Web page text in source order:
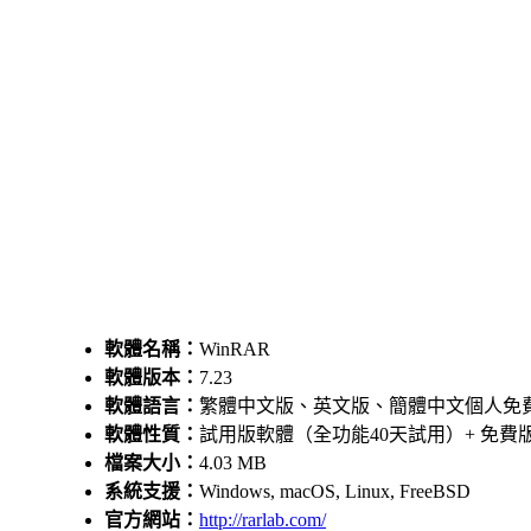
軟體名稱： WinRAR
軟體版本： 7.23
軟體語言： 繁體中文版、英文版、簡體中文個人免
軟體性質： 試用版軟體（全功能40天試用）+ 免費
檔案大小： 4.03 MB
系統支援： Windows, macOS, Linux, FreeBSD
官方網站： http://rarlab.com/